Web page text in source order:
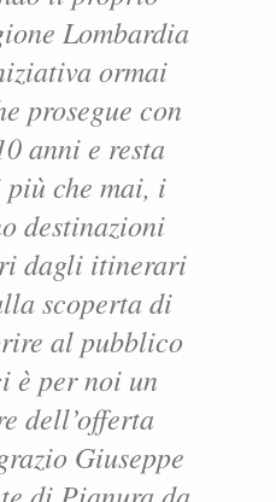
Lombardia
ormai
prosegue con
anni e resta
che mai, i
destinazioni
dagli itinerari
scoperta di
al pubblico
è per noi un
dell’offerta
Giuseppe